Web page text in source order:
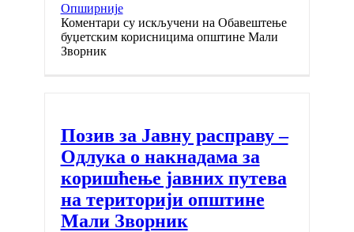
Опширније
Коментари су искључени на Обавештење
буџетским корисницима општине Мали
Зворник
Позив за Јавну расправу –
Одлука о накнадама за
коришћење јавних путева
на територији општине
Мали Зворник